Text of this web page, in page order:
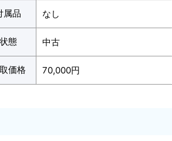
属品 なし
状態 中古
価格 70,000円